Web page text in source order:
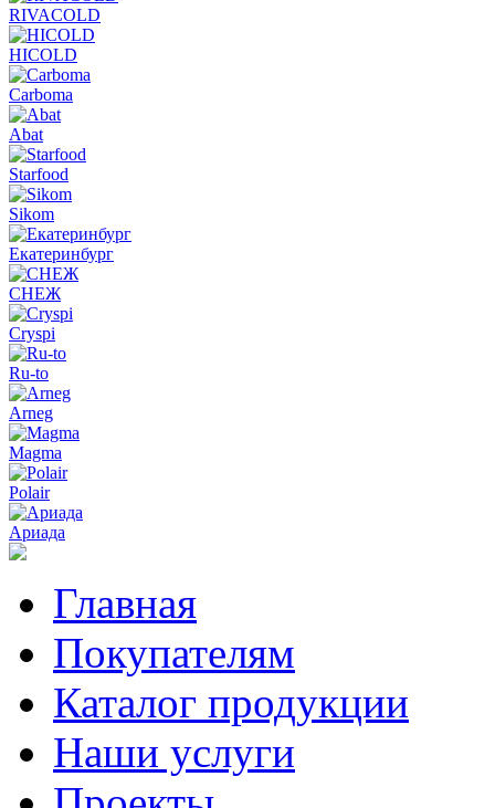
RIVACOLD
HICOLD
Carboma
Abat
Starfood
Sikom
Екатеринбург
СНЕЖ
Cryspi
Ru-to
Arneg
Magma
Polair
Ариада
Главная
Покупателям
Каталог продукции
Наши услуги